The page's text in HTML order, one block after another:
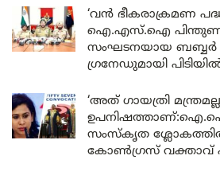
‘വൻ ഭീകരാക്രമണ
ഐ.എസ്.ഐ
സംഘടനയായ ബബ്ബർ
ഗ്രനേഡുമായി
‘അത് ഗായത്രി മന്ത്രമല്ല
സംസ്കൃത ശ്ലോകത്തിൽ
കോൺഗ്രസ് വക്താവ്